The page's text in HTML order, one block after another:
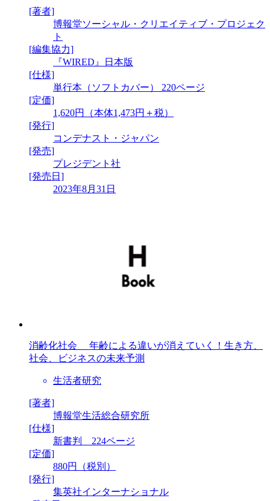
[著者]
博報堂ソーシャル・クリエイティブ・プロジェク
ト
[編集協力]
『WIRED』日本版
[仕様]
単行本（ソフトカバー） 220ページ
[定価]
1,620円（本体1,473円＋税）
[発行]
コンデナスト・ジャパン
[発売]
プレジデント社
[発売日]
2023年8月31日
消齢化社会 年齢による違いが消えていく！生き方、
社会、ビジネスの未来予測
生活者研究
[著者]
博報堂生活総合研究所
[仕様]
新書判 224ページ
[定価]
880円（税別）
[発行]
集英社インターナショナル